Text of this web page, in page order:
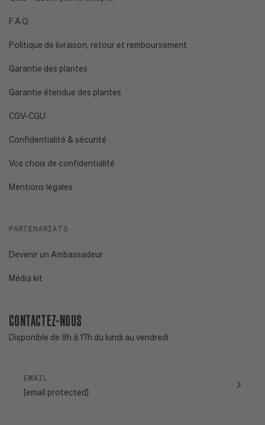
F.A.Q
Politique de livraison, retour et remboursement
Garantie des plantes
Garantie étendue des plantes
CGV-CGU
Confidentialité & sécurité
Vos choix de confidentialité
Mentions légales
PARTENARIATS
Devenir un Ambassadeur
Média kit
CONTACTEZ-NOUS
Disponible de 9h à 17h du lundi au vendredi
EMAIL
[email protected]